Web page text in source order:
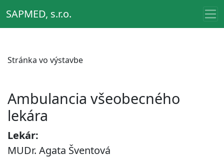
SAPMED, s.r.o.
Stránka vo výstavbe
Ambulancia všeobecného
lekára
Lekár:
MUDr. Agata Šventová